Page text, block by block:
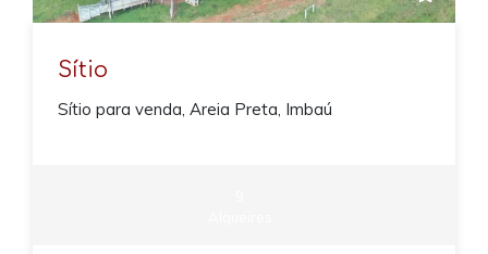
Sítio
Sítio para venda, Areia Preta, Imbaú